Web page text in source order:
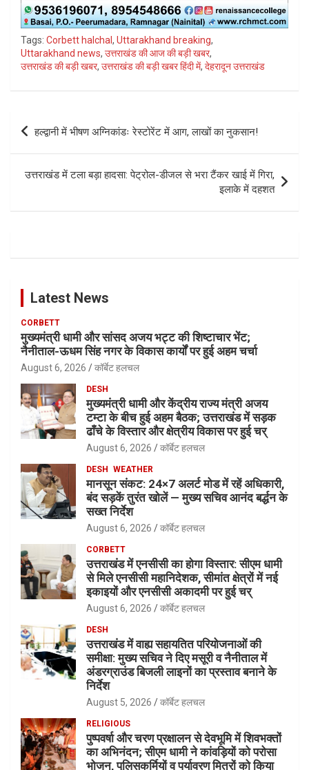
Tags: Corbett halchal, Uttarakhand breaking,
Uttarakhand news, उत्तराखंड की आज की बड़ी खबर,
उत्तराखंड की बड़ी खबर, उत्तराखंड की बड़ी खबर हिंदी में, देहरादून उत्तराखंड
Post
navigation
हल्द्वानी में भीषण ‌अग्निकांडः रेस्टोरेंट में आग, लाखों का नुकसान!
उत्तराखंड में टला बड़ा हादसा: पेट्रोल-डीजल से भरा टैंकर खाई में गिरा,
इलाके में दहशत
Latest News
CORBETT
मुख्यमंत्री धामी और सांसद अजय भट्ट की शिष्टाचार भेंट;
नैनीताल-ऊधम सिंह नगर के विकास कार्यों पर हुई अहम चर्चा
August 6, 2026 कॉर्बेट हलचल
DESH
मुख्यमंत्री धामी और केंद्रीय राज्य मंत्री अजय
टम्टा के बीच हुई अहम बैठक; उत्तराखंड में सड़क
ढाँचे के विस्तार और क्षेत्रीय विकास पर हुई चर्
August 6, 2026 कॉर्बेट हलचल
DESH WEATHER
मानसून संकट: 24×7 अलर्ट मोड में रहें अधिकारी,
बंद सड़कें तुरंत खोलें — मुख्य सचिव आनंद बर्द्धन के
सख्त निर्देश
August 6, 2026 कॉर्बेट हलचल
CORBETT
उत्तराखंड में एनसीसी का होगा विस्तार: सीएम धामी
से मिले एनसीसी महानिदेशक, सीमांत क्षेत्रों में नई
इकाइयों और एनसीसी अकादमी पर हुई चर्
August 6, 2026 कॉर्बेट हलचल
DESH
उत्तराखंड में वाह्य सहायतित परियोजनाओं की
समीक्षा: मुख्य सचिव ने दिए मसूरी व नैनीताल में
अंडरग्राउंड बिजली लाइनों का प्रस्ताव बनाने के
निर्देश
August 5, 2026 कॉर्बेट हलचल
RELIGIOUS
पुष्पवर्षा और चरण प्रक्षालन से देवभूमि में शिवभक्तों
का अभिनंदन; सीएम धामी ने कांवड़ियों को परोसा
भोजन, पुलिसकर्मियों व पर्यावरण मित्रों को किया